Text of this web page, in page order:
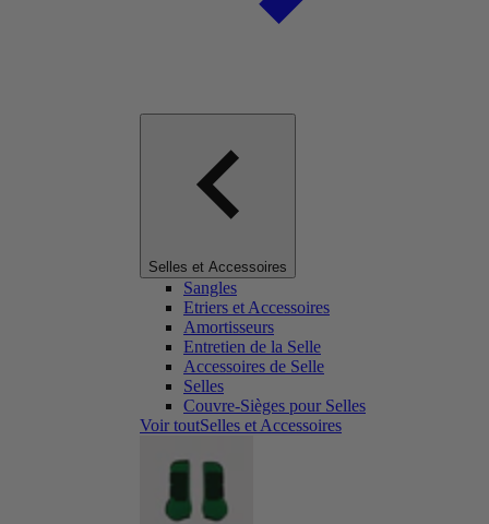
Selles et Accessoires
Sangles
Etriers et Accessoires
Amortisseurs
Entretien de la Selle
Accessoires de Selle
Selles
Couvre-Sièges pour Selles
Voir toutSelles et Accessoires